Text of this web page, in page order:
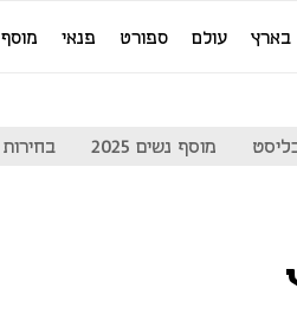
בארץ עולם ספורט פנאי מוסף
מוסף נשים 2025 בחירות 2022